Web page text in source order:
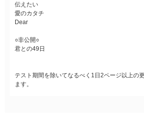
伝えたい
愛のカタチ
Dear
○非公開○
君との49日
テスト期間を除いてなるべく1日2ページ以上の
ます。